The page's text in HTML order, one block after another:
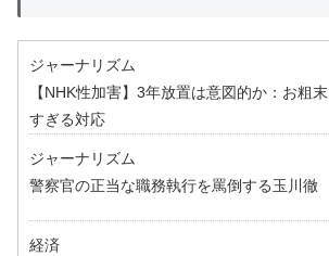
ジャーナリズム
【NHK性加害】3年放置は意図的か：お粗末
すぎる対応
ジャーナリズム
警察官の正当な職務執行を罵倒する玉川徹
経済